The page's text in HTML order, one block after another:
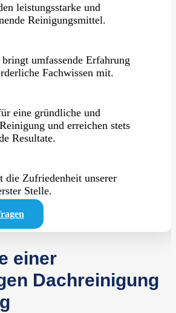
leistungsstarke und
Reinigungsmittel.
umfassende Erfahrung
Fachwissen mit.
eine gründliche und
und erreichen stets
Resultate.
die Zufriedenheit unserer
Stelle.
einer
Dachreinigung